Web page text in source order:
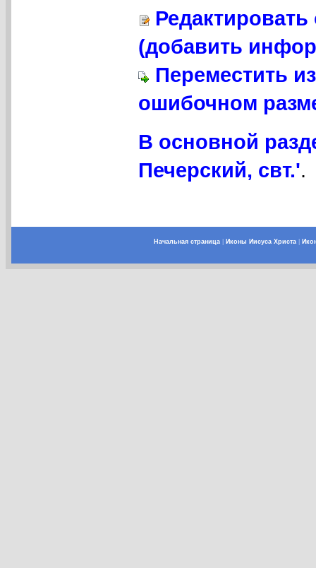
(добавить
Переместить
ошибочном
В основной
Печерский, свт.'.
Начальная страница| Иконы Иисуса Христа|